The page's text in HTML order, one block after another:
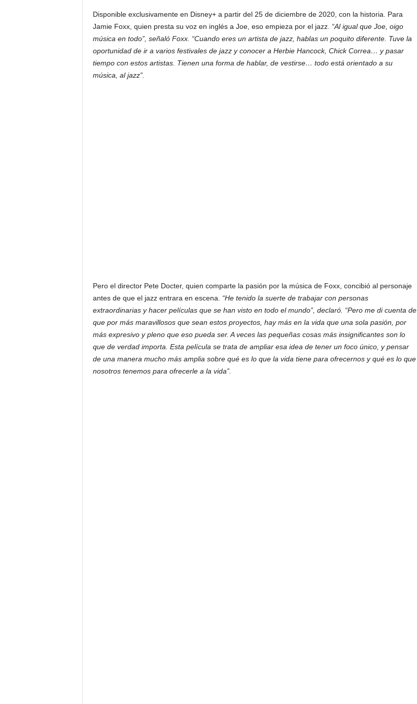
Disponible exclusivamente en Disney+ a partir del 25 de diciembre de 2020, con la historia. Para
Jamie Foxx, quien presta su voz en inglés a Joe, eso empieza por el jazz. “Al igual que Joe, oigo
música en todo”, señaló Foxx. “Cuando eres un artista de jazz, hablas un poquito diferente. Tuve la
oportunidad de ir a varios festivales de jazz y conocer a Herbie Hancock, Chick Correa… y pasar
tiempo con estos artistas. Tienen una forma de hablar, de vestirse… todo está orientado a su
música, al jazz”.
Pero el director Pete Docter, quien comparte la pasión por la música de Foxx, concibió al personaje
antes de que el jazz entrara en escena. “He tenido la suerte de trabajar con personas
extraordinarias y hacer películas que se han visto en todo el mundo”, declaró. “Pero me di cuenta de
que por más maravillosos que sean estos proyectos, hay más en la vida que una sola pasión, por
más expresivo y pleno que eso pueda ser. A veces las pequeñas cosas más insignificantes son lo
que de verdad importa. Esta película se trata de ampliar esa idea de tener un foco único, y pensar
de una manera mucho más amplia sobre qué es lo que la vida tiene para ofrecernos y qué es lo que
nosotros tenemos para ofrecerle a la vida”.